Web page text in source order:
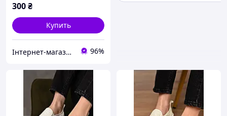
300₴
Купить
Інтернет-магазин 100500 96%